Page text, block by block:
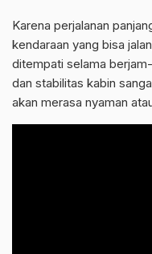
Karena perjalanan
kendaraan yang bisa
ditempati selama
dan stabilitas kabin
akan merasa nyaman